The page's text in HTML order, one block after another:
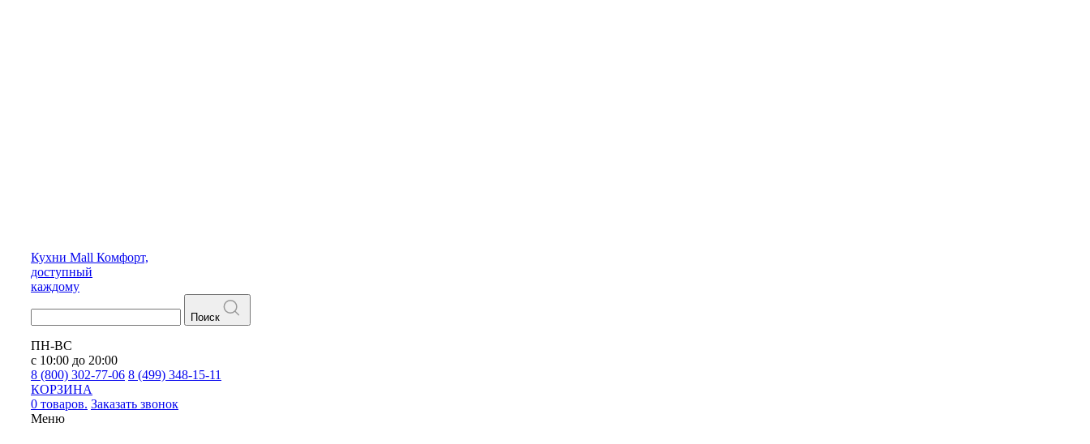
Кухни Mall Комфорт,
доступный
каждому
Поиск
ПН-ВС
с 10:00 до 20:00
8 (800) 302-77-06 8 (499) 348-15-11
КОРЗИНА
0 товаров. Заказать звонок
Меню